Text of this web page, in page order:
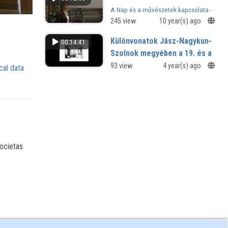
data
A Nap és a művészetek kapcsolata -
konferencia II.
245 view 10 year(s) ago
00:14:41
Különvonatok Jász-Nagykun-
Szolnok megyében a 19. és a
20. században
93 view 4 year(s) ago